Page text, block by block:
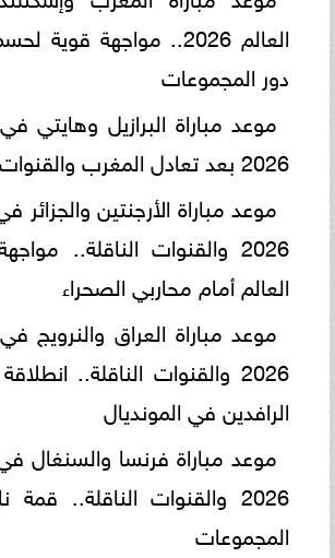
العالم 2026.. مواجهة
دور المجموعات
موعد مباراة البرازيل وهايتي
2026 بعد تعادل المغرب والقنوات الناقلة
موعد مباراة الأرجنتين والجزائر
2026 والقنوات الناقلة..
العالم أمام محاربي الصحراء
موعد مباراة العراق والنرويج
2026 والقنوات الناقلة..
الرافدين في المونديال
موعد مباراة فرنسا والسنغال
2026 والقنوات الناقلة..
المجموعات